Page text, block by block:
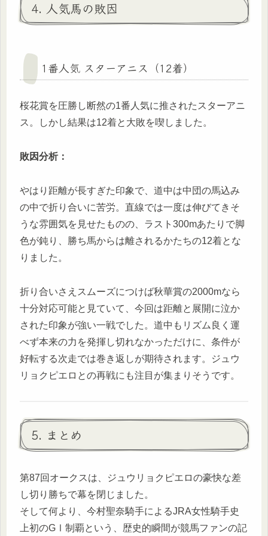
4. 人気馬の敗因
1番人気 スターアニス（12着）
桜花賞を圧勝し断然の1番人気に推されたスターアニ
ス。しかし結果は12着と大敗を喫しました。
敗因分析：
やはり距離が長すぎた印象で、道中は中団の馬込み
の中で折り合いに苦労。直線では一度は伸びてきそ
うな雰囲気を見せたものの、ラスト300mあたりで脚
色が鈍り、勝ち馬からは離されるかたちの12着とな
りました。
折り合いさえスムーズにつけば秋華賞の2000mなら
十分対応可能と見ていて、今回は距離と展開に泣か
された印象が強い一戦でした。道中もリズム良く運
べず本来の力を発揮し切れなかっただけに、条件が
好転する次走では巻き返しが期待されます。ジュウ
リョクピエロとの再戦にも注目が集まりそうです。
5. まとめ
第87回オークスは、ジュウリョクピエロの豪快な差
し切り勝ちで幕を閉じました。
そして何より、今村聖奈騎手によるJRA女性騎手史
上初のGⅠ制覇という、歴史的瞬間が競馬ファンの記